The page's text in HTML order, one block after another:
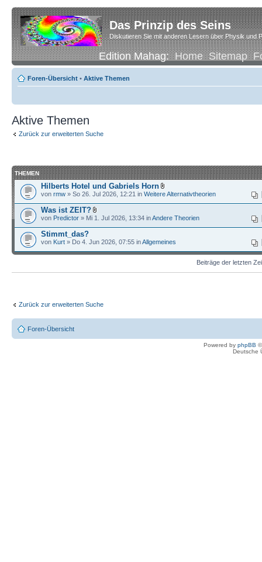
Das Prinzip des Seins
Diskutieren Sie mit anderen Lesern über Physik und
Edition Mahag:Home Sitemap
Foren-Übersicht • Aktive Themen
Aktive Themen
Zurück zur erweiterten Suche
THEMEN
Hilberts Hotel und Gabriels Horn
von rmw » So 26. Jul 2026, 12:21 in Weitere Alternativtheorien
Was ist ZEIT?
von Predictor » Mi 1. Jul 2026, 13:34 inAndere Theorien
Stimmt_das?
von Kurt » Do 4. Jun 2026, 07:55 inAllgemeines
Beiträge der letzten
Zurück zur erweiterten Suche
Foren-Übersicht
Powered by phpBB
Deutsche